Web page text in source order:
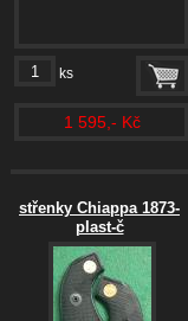
ks
1 595,- Kč
střenky Chiappa 1873-
plast-č